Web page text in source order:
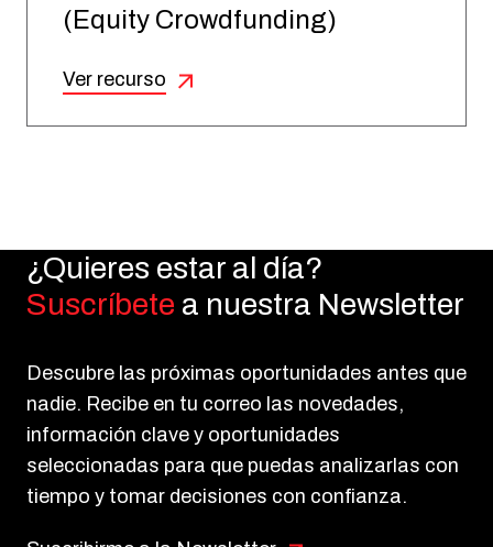
(Equity Crowdfunding)
Ver recurso
¿Quieres estar al día?
Suscríbete a nuestra Newsletter
Descubre las próximas oportunidades antes que
nadie. Recibe en tu correo las novedades,
información clave y oportunidades
seleccionadas para que puedas analizarlas con
tiempo y tomar decisiones con confianza.